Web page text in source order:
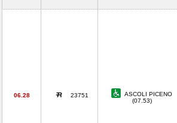
06.28 23751
ASCOLI PICENO
(07.53)